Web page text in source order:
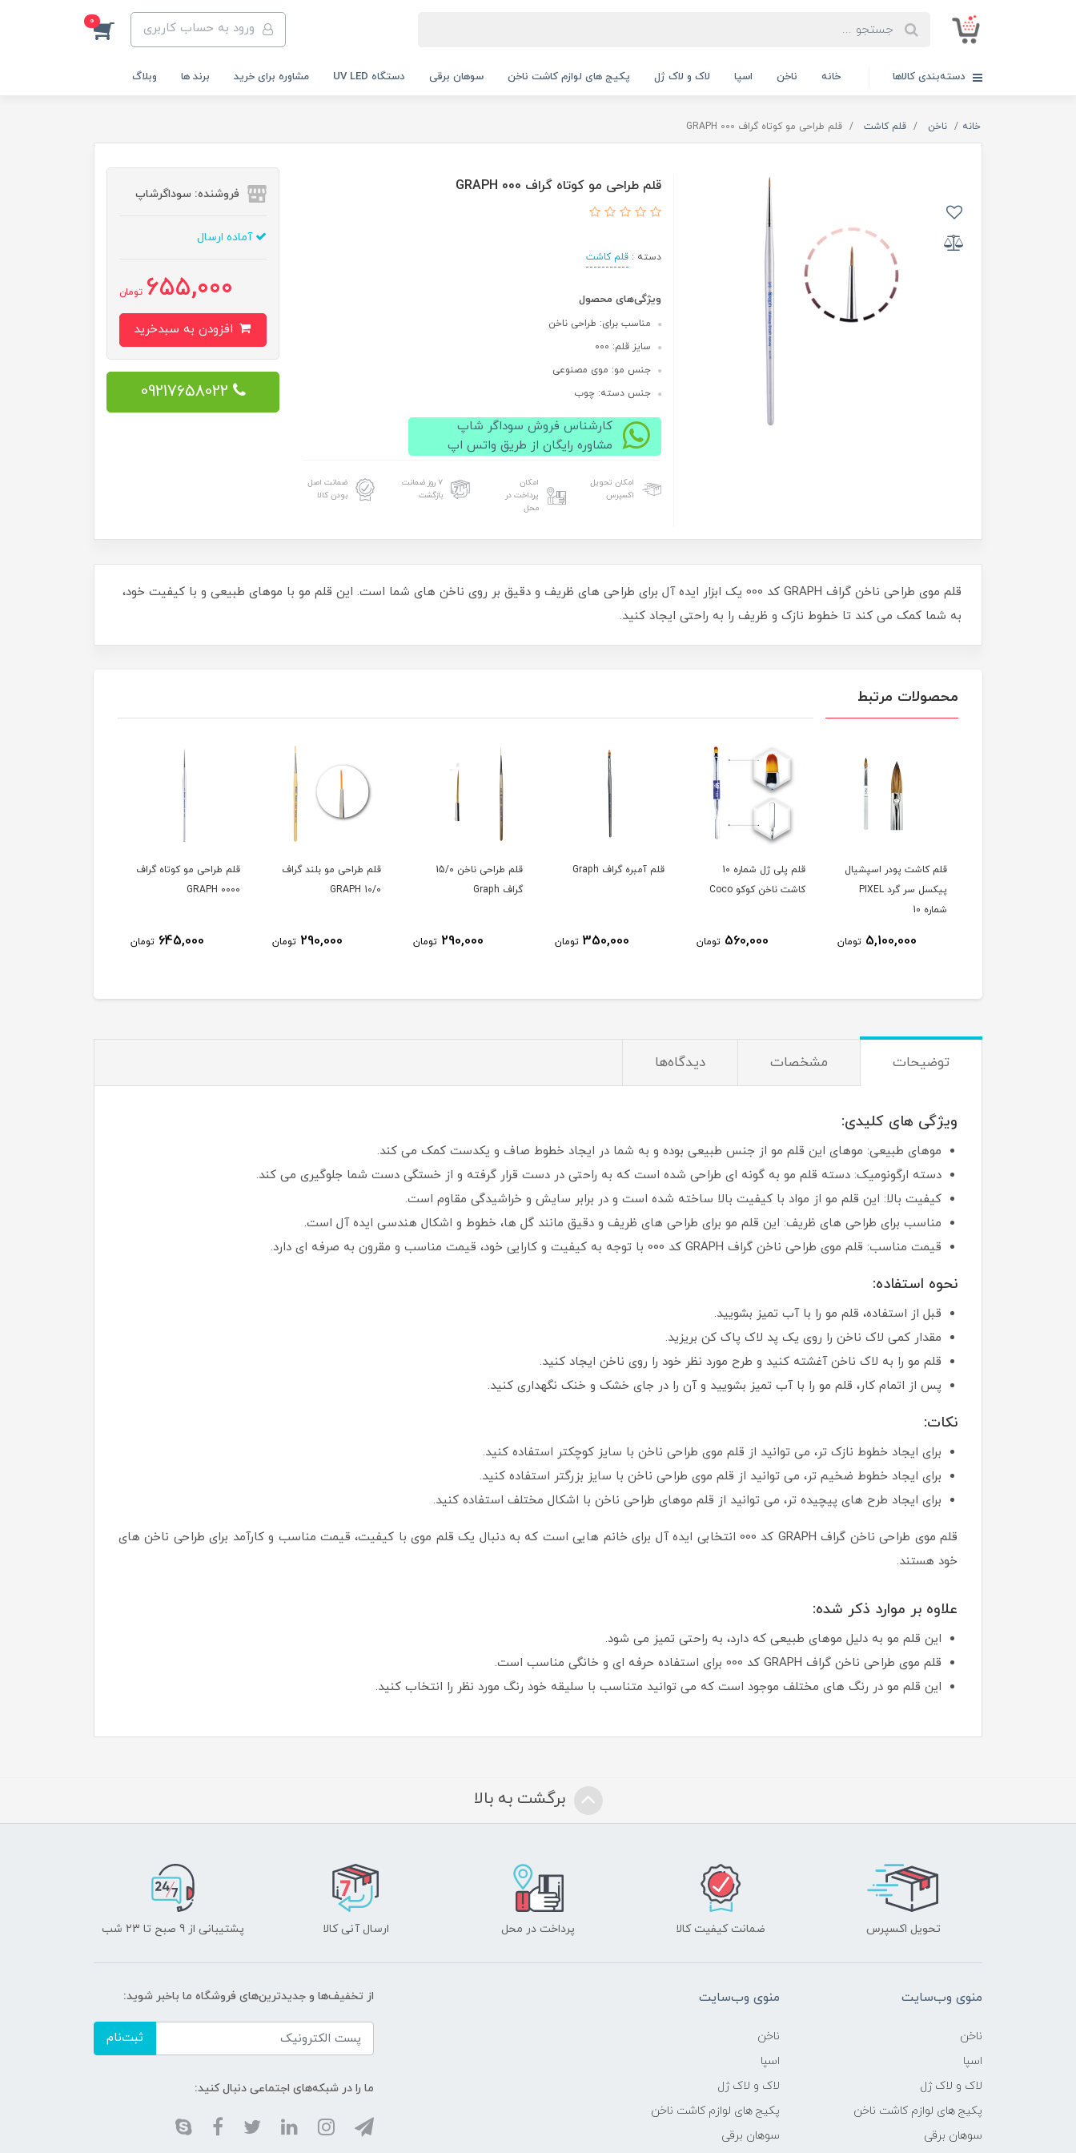
ورود به حساب کاربری 0
دسته‌بندی کالاها خانه ناخن اسپا لاک و لاک ژل پکیج های لوازم کاشت ناخن سوهان برقی دستگاه UV LED مشاوره برای خرید برند ها وبلاگ
خانه ناخن قلم کاشت قلم طراحی مو کوتاه گراف 000 GRAPH
قلم طراحی مو کوتاه گراف 000 GRAPH
دسته :قلم کاشت
ویژگی‌های محصول
مناسب برای: طراحی ناخن
سایز قلم: 000
جنس مو: موی مصنوعی
جنس دسته: چوب
کارشناس فروش سوداگر شاپ
مشاوره رایگان از طریق واتس اپ
امکان تحویل
اکسپرس
امکان
پرداخت در
محل
۷ روز ضمانت
بازگشت
ضمانت اصل
بودن کالا
فروشنده: سوداگرشاپ
آماده ارسال
655,000 تومان
09217658022
قلم موی طراحی ناخن گراف GRAPH کد 000 یک ابزار ایده آل برای طراحی های ظریف و دقیق بر روی ناخن های شما است. این قلم مو با موهای طبیعی و با کیفیت خود،
به شما کمک می کند تا خطوط نازک و ظریف را به راحتی ایجاد کنید.
محصولات مرتبط
قلم کاشت پودر اسپشيال
پیکسل سر گرد PIXEL
شماره 10
5,100,000 تومان
قلم پلی ژل شماره 10
کاشت ناخن کوکو Coco
560,000 تومان
قلم آمبره گراف Graph
350,000 تومان
قلم طراحی ناخن 15/۰
گراف Graph
290,000 تومان
قلم طراحی مو بلند گراف
10/0 GRAPH
290,000 تومان
قلم طراحی مو کوتاه گراف
0000 GRAPH
645,000 تومان
توضیحات مشخصات دیدگاه‌ها
ویژگی های کلیدی:
موهای طبیعی: موهای این قلم مو از جنس طبیعی بوده و به شما در ایجاد خطوط صاف و یکدست کمک می کند.
دسته ارگونومیک: دسته قلم مو به گونه ای طراحی شده است که به راحتی در دست قرار گرفته و از خستگی دست شما جلوگیری می کند.
کیفیت بالا: این قلم مو از مواد با کیفیت بالا ساخته شده است و در برابر سایش و خراشیدگی مقاوم است.
مناسب برای طراحی های ظریف: این قلم مو برای طراحی های ظریف و دقیق مانند گل ها، خطوط و اشکال هندسی ایده آل است.
قیمت مناسب: قلم موی طراحی ناخن گراف GRAPH کد 000 با توجه به کیفیت و کارایی خود، قیمت مناسب و مقرون به صرفه ای دارد.
نحوه استفاده:
قبل از استفاده، قلم مو را با آب تمیز بشویید.
مقدار کمی لاک ناخن را روی یک پد لاک پاک کن بریزید.
قلم مو را به لاک ناخن آغشته کنید و طرح مورد نظر خود را روی ناخن ایجاد کنید.
پس از اتمام کار، قلم مو را با آب تمیز بشویید و آن را در جای خشک و خنک نگهداری کنید.
نکات:
برای ایجاد خطوط نازک تر، می توانید از قلم موی طراحی ناخن با سایز کوچکتر استفاده کنید.
برای ایجاد خطوط ضخیم تر، می توانید از قلم موی طراحی ناخن با سایز بزرگتر استفاده کنید.
برای ایجاد طرح های پیچیده تر، می توانید از قلم موهای طراحی ناخن با اشکال مختلف استفاده کنید.
قلم موی طراحی ناخن گراف GRAPH کد 000 انتخابی ایده آل برای خانم هایی است که به دنبال یک قلم موی با کیفیت، قیمت مناسب و کارآمد برای طراحی ناخن های
خود هستند.
علاوه بر موارد ذکر شده:
این قلم مو به دلیل موهای طبیعی که دارد، به راحتی تمیز می شود.
قلم موی طراحی ناخن گراف GRAPH کد 000 برای استفاده حرفه ای و خانگی مناسب است.
این قلم مو در رنگ های مختلف موجود است که می توانید متناسب با سلیقه خود رنگ مورد نظر را انتخاب کنید.
برگشت به بالا
تحویل اکسپرس ضمانت کیفیت کالا پرداخت در محل ارسال آنی کالا پشتیبانی از 9 صبح تا 23 شب
منوی وب‌سایت
ناخن
اسپا
لاک و لاک ژل
پکیج های لوازم کاشت ناخن
سوهان برقی
منوی وب‌سایت
ناخن
اسپا
لاک و لاک ژل
پکیج های لوازم کاشت ناخن
سوهان برقی
از تخفیف‌ها و جدیدترین‌های فروشگاه ما باخبر شوید:
ثبت‌نام
ما را در شبکه‌های اجتماعی دنبال کنید: